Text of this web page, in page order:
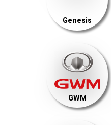
Genesis
GWM